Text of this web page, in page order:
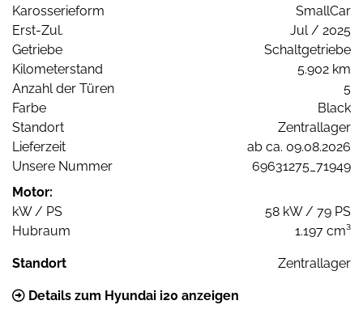
Karosserieform
SmallCar
Erst-Zul.
Jul / 2025
Getriebe
Schaltgetriebe
Kilometerstand
5.902 km
Anzahl der Türen
5
Farbe
Black
Standort
Zentrallager
Lieferzeit
ab ca. 09.08.2026
Unsere Nummer
69631275_71949
Motor:
kW / PS
58 kW / 79 PS
Hubraum
1.197 cm³
Standort Zentrallager
Details zum Hyundai i20 anzeigen